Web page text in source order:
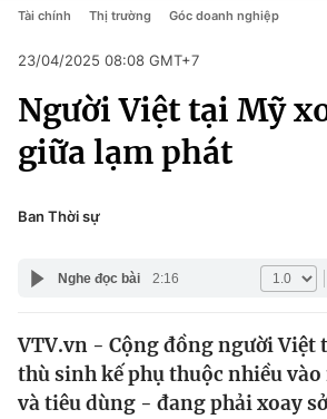
Chuyên mục
Chính trị
Pháp luật
Thế giới
Chính trị
Pháp luật
Kinh tế
Thể thao
Truyền hình
Y tế
Công nghệ
Tài chính Thị trường Góc doanh nghiệp
23/04/2025 08:08 GMT+7
Người Việt tại Mỹ
giữa lạm phát
Ban Thời sự
Nghe đọc bài 2:16
VTV.vn - Cộng đồng người Việt
thù sinh kế phụ thuộc nhiều
và tiêu dùng - đang phải xoay